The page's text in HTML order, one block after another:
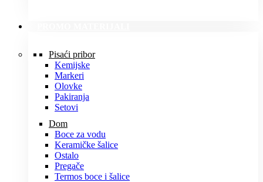
Pisaći pribor
Kemijske
Markeri
Olovke
Pakiranja
Setovi
Dom
Boce za vodu
Keramičke šalice
Ostalo
Pregače
Termos boce i šalice